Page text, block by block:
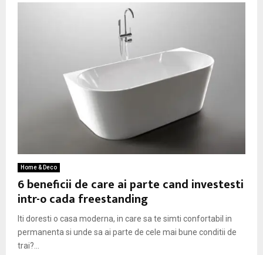
Home & Deco
6 beneficii de care ai parte cand investesti
intr-o cada freestanding
Iti doresti o casa moderna, in care sa te simti confortabil in
permanenta si unde sa ai parte de cele mai bune conditii de
trai?...